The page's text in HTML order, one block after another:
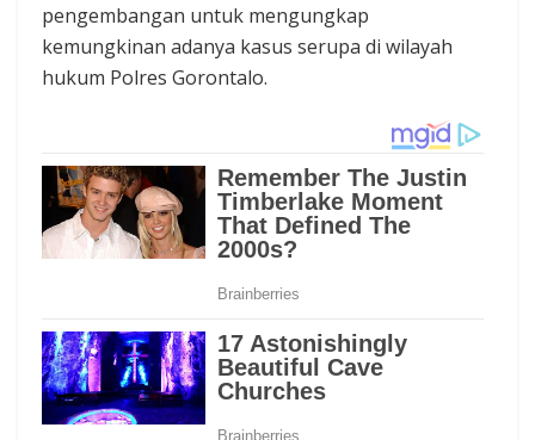
pengembangan untuk mengungkap
kemungkinan adanya kasus serupa di wilayah
hukum Polres Gorontalo.